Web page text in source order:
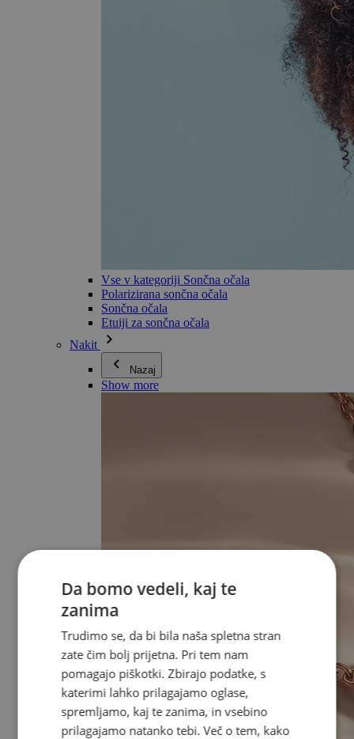
Vse v kategoriji Sončna očala
Polarizirana sončna očala
Sončna očala
Etuiji za sončna očala
Nakit
Nazaj
Show more
Da bomo vedeli, kaj te
zanima
Trudimo se, da bi bila naša spletna stran
zate čim bolj prijetna. Pri tem nam
pomagajo piškotki. Zbirajo podatke, s
katerimi lahko prilagajamo oglase,
spremljamo, kaj te zanima, in vsebino
prilagajamo natanko tebi. Več o tem, kako